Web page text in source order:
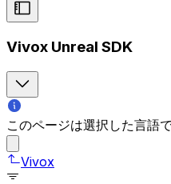
Vivox Unreal SDK
このページは選択した言語
Vivox